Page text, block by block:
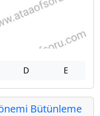
D E
Bütünleme